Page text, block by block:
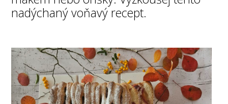
nadýchaný voňavý recept.